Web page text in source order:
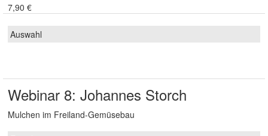
7,90 €
Webinar 8: Johannes Storch
Mulchen im Freiland-Gemüsebau